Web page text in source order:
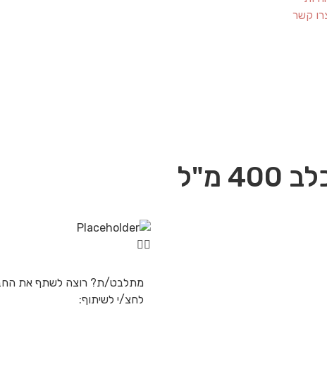
קשר
מ"ל
מתלבט/ת? רוצה לשתף את
לחצ/י לשיתוף: